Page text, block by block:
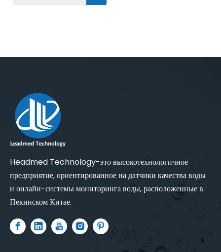
Headmed Technology-это высокотехнологичное
предприятие, ориентированное на датчики качества воды
и онлайн-системы мониторинга воды, расположенные в
Пекинском Китае.